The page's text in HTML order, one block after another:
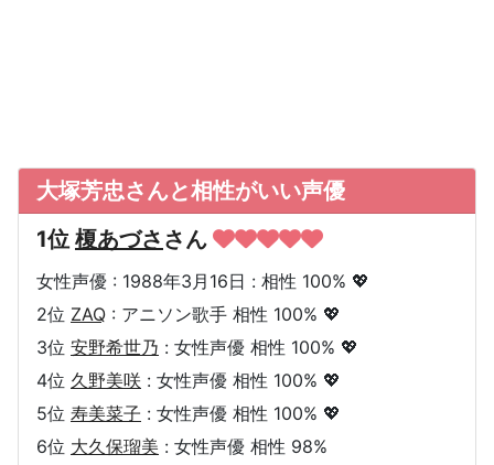
大塚芳忠さんと相性がいい声優
1位 榎あづさ さん
女性声優 : 1988年3月16日 : 相性 100% 💖
2位 ZAQ : アニソン歌手 相性 100% 💖
3位 安野希世乃 : 女性声優 相性 100% 💖
4位 久野美咲 : 女性声優 相性 100% 💖
5位 寿美菜子 : 女性声優 相性 100% 💖
6位 大久保瑠美 : 女性声優 相性 98%